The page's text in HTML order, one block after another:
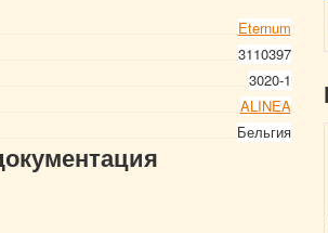
Eternum
3110397
3020-1
ALINEA
Бельгия